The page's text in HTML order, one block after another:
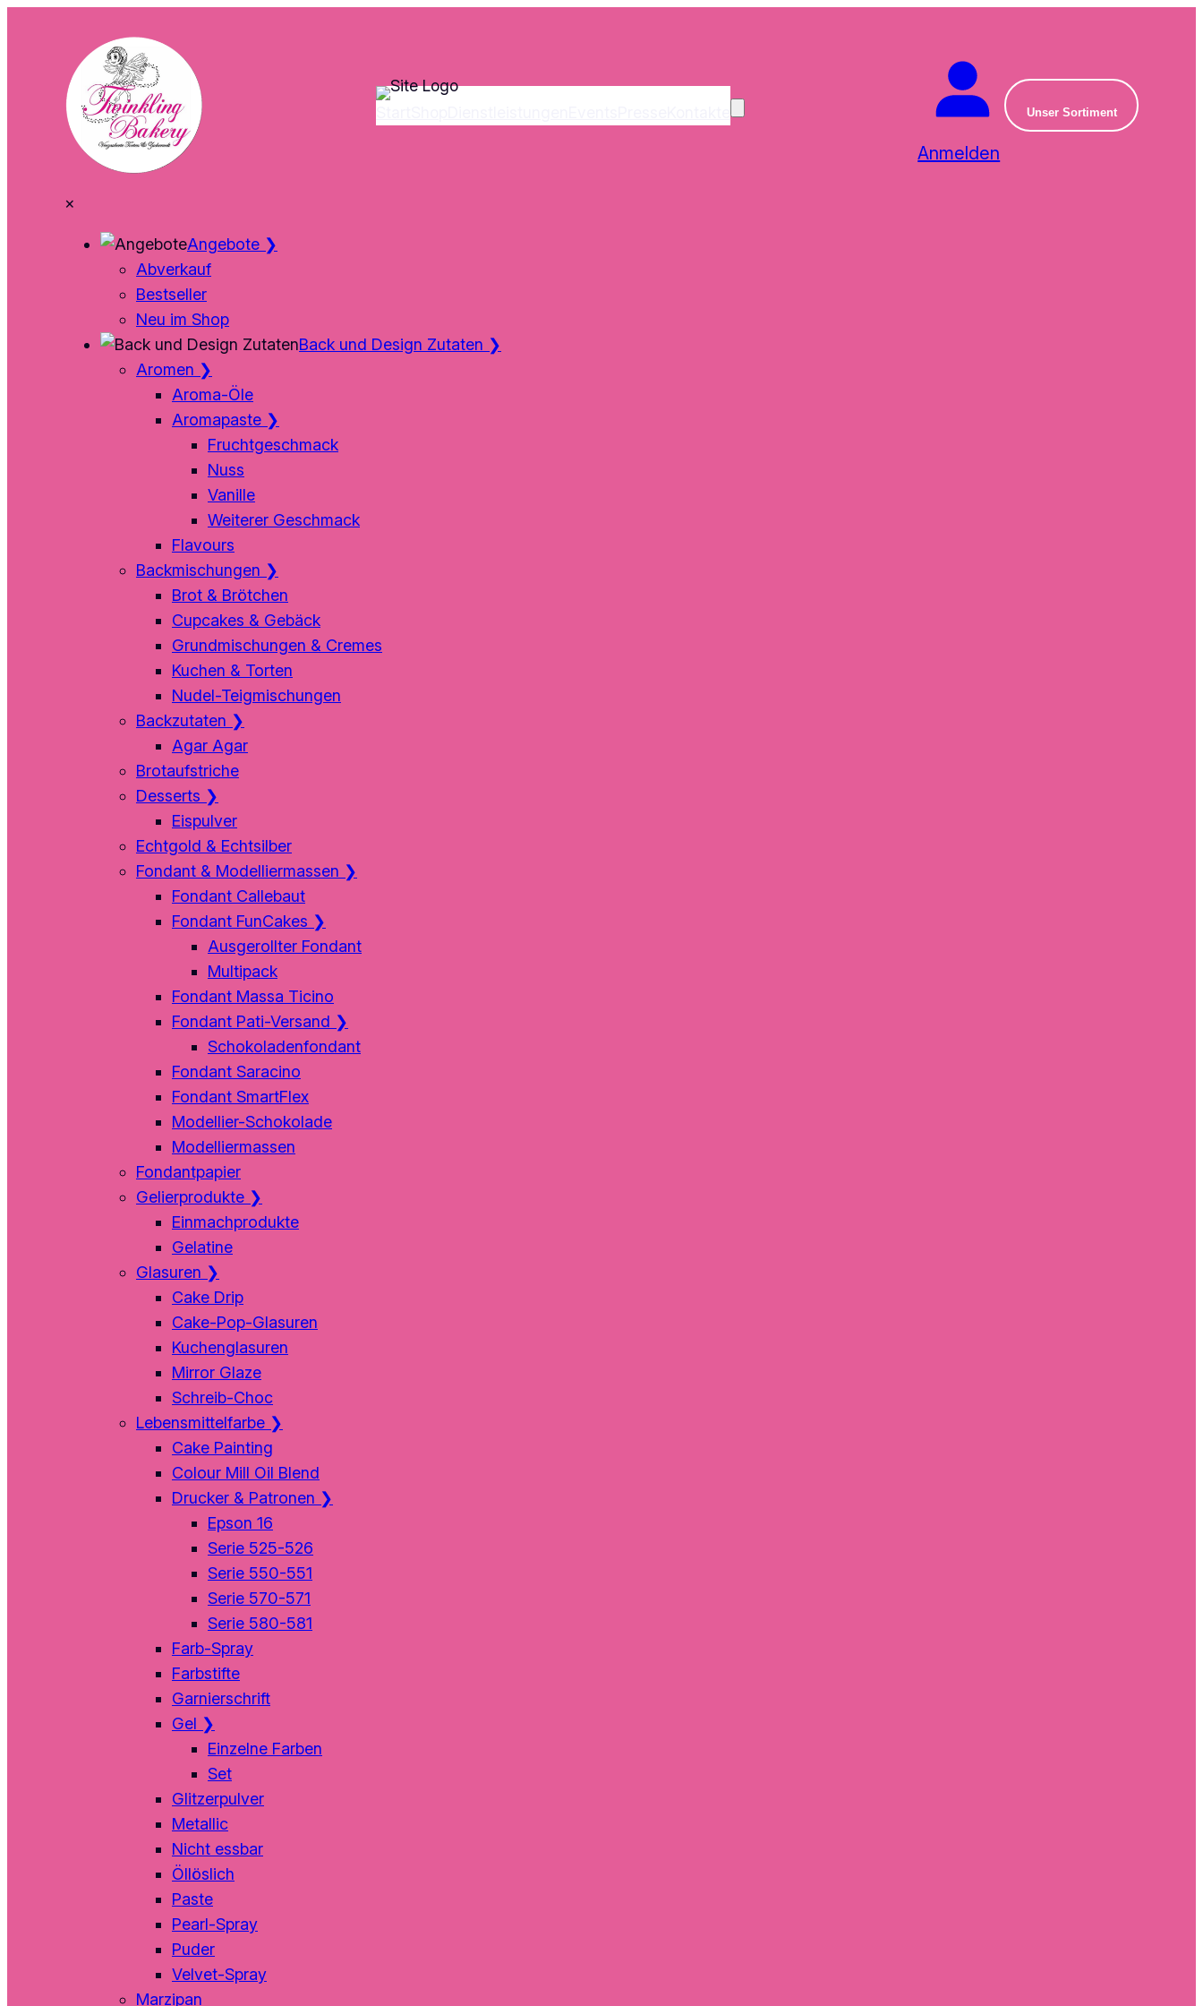
Kontakte
Anmelden
Unser Sortiment
×
Angebote ❯
Abverkauf
Bestseller
Neu im Shop
Back und Design Zutaten ❯
Aromen ❯
Aroma-Öle
Aromapaste ❯
Fruchtgeschmack
Nuss
Vanille
Weiterer Geschmack
Flavours
Backmischungen ❯
Brot & Brötchen
Cupcakes & Gebäck
Grundmischungen & Cremes
Kuchen & Torten
Nudel-Teigmischungen
Backzutaten ❯
Agar Agar
Brotaufstriche
Desserts ❯
Eispulver
Echtgold & Echtsilber
Fondant & Modelliermassen ❯
Fondant Callebaut
Fondant FunCakes ❯
Ausgerollter Fondant
Multipack
Fondant Massa Ticino
Fondant Pati-Versand ❯
Schokoladenfondant
Fondant Saracino
Fondant SmartFlex
Modellier-Schokolade
Modelliermassen
Fondantpapier
Gelierprodukte ❯
Einmachprodukte
Gelatine
Glasuren ❯
Cake Drip
Cake-Pop-Glasuren
Kuchenglasuren
Mirror Glaze
Schreib-Choc
Lebensmittelfarbe ❯
Cake Painting
Colour Mill Oil Blend
Drucker & Patronen ❯
Epson 16
Serie 525-526
Serie 550-551
Serie 570-571
Serie 580-581
Farb-Spray
Farbstifte
Garnierschrift
Gel ❯
Einzelne Farben
Set
Glitzerpulver
Metallic
Nicht essbar
Öllöslich
Paste
Pearl-Spray
Puder
Velvet-Spray
Marzipan